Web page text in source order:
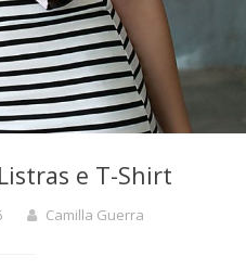
e T-Shirt
Camilla Guerra